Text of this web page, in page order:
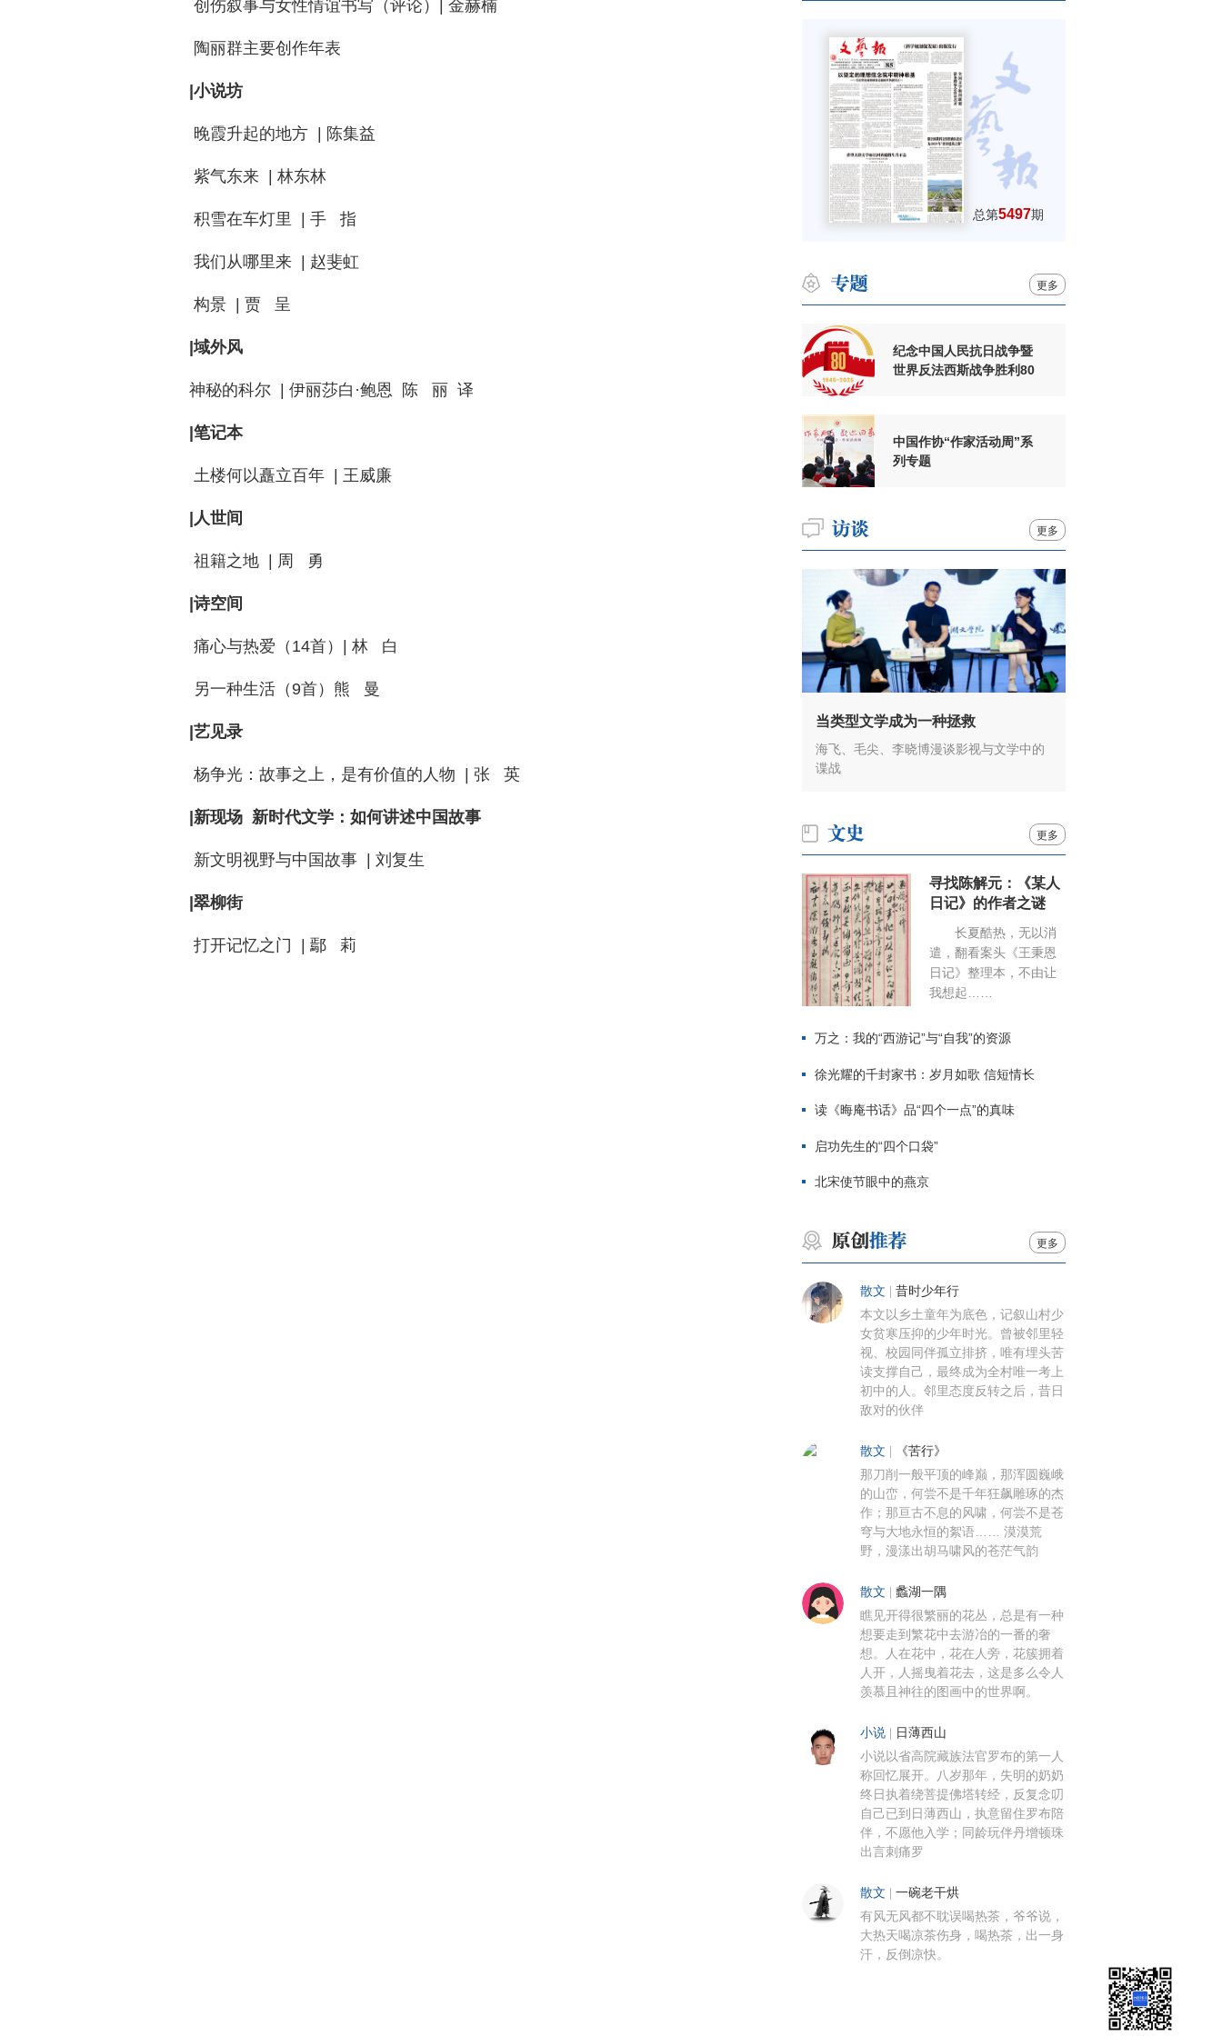
创伤叙事与女性情谊书写（评论）| 金赫楠
陶丽群主要创作年表
|小说坊
晚霞升起的地方 | 陈集益
紫气东来 | 林东林
积雪在车灯里 | 手 指
我们从哪里来 | 赵斐虹
构景 | 贾 呈
|域外风
神秘的科尔 | 伊丽莎白·鲍恩 陈 丽 译
|笔记本
土楼何以矗立百年 | 王威廉
|人世间
祖籍之地 | 周 勇
|诗空间
痛心与热爱（14首）| 林 白
另一种生活（9首）熊 曼
|艺见录
杨争光：故事之上，是有价值的人物 | 张 英
|新现场 新时代文学：如何讲述中国故事
新文明视野与中国故事 | 刘复生
|翠柳街
打开记忆之门 | 鄢 莉
总第5497期
更多
纪念中国人民抗日战争暨
世界反法西斯战争胜利80
中国作协“作家活动周”系
列专题
更多
当类型文学成为一种拯救
海飞、毛尖、李晓博漫谈影视与文学中的
谍战
更多
寻找陈解元：《某人
日记》的作者之谜
长夏酷热，无以消
遣，翻看案头《王秉恩
日记》整理本，不由让
我想起……
万之：我的“西游记”与“自我”的资源
徐光耀的千封家书：岁月如歌 信短情长
读《晦庵书话》品“四个一点”的真味
启功先生的“四个口袋”
北宋使节眼中的燕京
更多
散文 昔时少年行
本文以乡土童年为底色，记叙山村少
女贫寒压抑的少年时光。曾被邻里轻
视、校园同伴孤立排挤，唯有埋头苦
读支撑自己，最终成为全村唯一考上
初中的人。邻里态度反转之后，昔日
敌对的伙伴
散文 《苦行》
那刀削一般平顶的峰巅，那浑圆巍峨
的山峦，何尝不是千年狂飙雕琢的杰
作；那亘古不息的风啸，何尝不是苍
穹与大地永恒的絮语…… 漠漠荒
野，漫漾出胡马啸风的苍茫气韵
散文 蠡湖一隅
瞧见开得很繁丽的花丛，总是有一种
想要走到繁花中去游冶的一番的奢
想。人在花中，花在人旁，花簇拥着
人开，人摇曳着花去，这是多么令人
羡慕且神往的图画中的世界啊。
小说 日薄西山
小说以省高院藏族法官罗布的第一人
称回忆展开。八岁那年，失明的奶奶
终日执着绕菩提佛塔转经，反复念叨
自己已到日薄西山，执意留住罗布陪
伴，不愿他入学；同龄玩伴丹增顿珠
出言刺痛罗
散文 一碗老干烘
有风无风都不耽误喝热茶，爷爷说，
大热天喝凉茶伤身，喝热茶，出一身
汗，反倒凉快。